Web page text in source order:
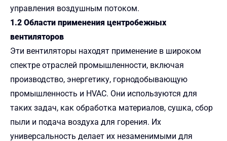
управления воздушным потоком.
1.2 Области применения центробежных
вентиляторов
Эти вентиляторы находят применение в широком
спектре отраслей промышленности, включая
производство, энергетику, горнодобывающую
промышленность и HVAC. Они используются для
таких задач, как обработка материалов, сушка, сбор
пыли и подача воздуха для горения. Их
универсальность делает их незаменимыми для